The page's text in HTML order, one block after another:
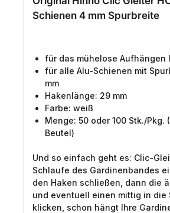
Schienen 4 mm Spurbreite
für das mühelose Aufhängen
für alle Alu-Schienen mit
mm
Hakenlänge: 29 mm
Farbe: weiß
Menge: 50 oder 100 Stk./Pkg.
Beutel)
Und so einfach geht es: Clic-
Schlaufe des Gardinenbandes
den Haken schließen, dann die
und eventuell einen mittig in die
klicken, schon hängt Ihre